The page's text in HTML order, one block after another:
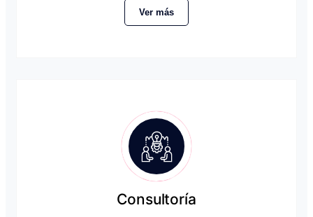
Ver más
Consultoría